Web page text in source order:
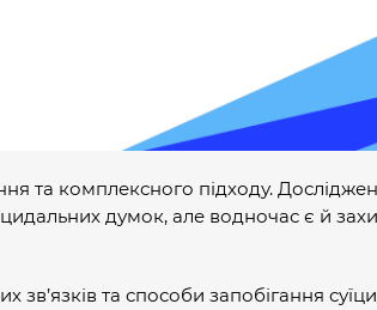
та комплексного підходу.
думок, але водночас є й
та способи запобігання